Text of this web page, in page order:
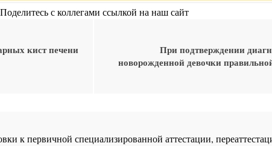
Поделитесь с коллегами ссылкой на наш сайт
кист печени
При подтверждении
новорожденной девочки
к первичной специализированной аттестации,